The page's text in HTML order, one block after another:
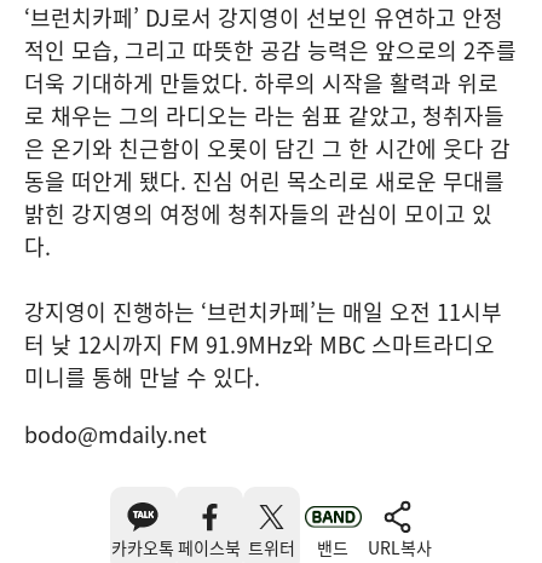
‘브런치카페’ DJ로서 강지영이 선보인 유연하고 안정
적인 모습, 그리고 따뜻한 공감 능력은 앞으로의 2주를
더욱 기대하게 만들었다. 하루의 시작을 활력과 위로
로 채우는 그의 라디오는 라는 쉼표 같았고, 청취자들
은 온기와 친근함이 오롯이 담긴 그 한 시간에 웃다 감
동을 떠안게 됐다. 진심 어린 목소리로 새로운 무대를
밝힌 강지영의 여정에 청취자들의 관심이 모이고 있
다.
강지영이 진행하는 ‘브런치카페’는 매일 오전 11시부
터 낮 12시까지 FM 91.9MHz와 MBC 스마트라디오
미니를 통해 만날 수 있다.
bodo@mdaily.net
카카오톡 페이스북 트위터 밴드 URL복사